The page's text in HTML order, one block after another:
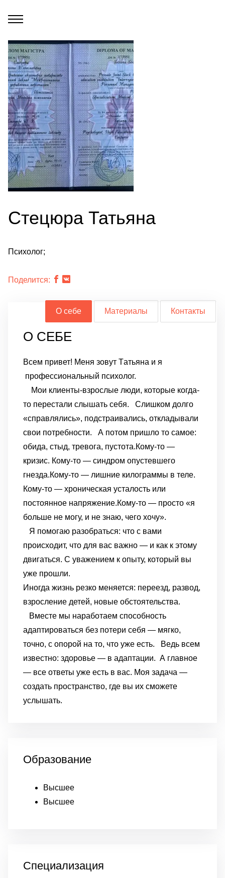
Стецюра Татьяна
Психолог;
Поделится:
О себе Материалы Контакты
О СЕБЕ
Всем привет! Меня зовут Татьяна и я
профессиональный психолог.
Мои клиенты-взрослые люди, которые когда-
то перестали слышать себя. Слишком долго
«справлялись», подстраивались, откладывали
свои потребности. А потом пришло то самое:
обида, стыд, тревога, пустота.Кому-то —
кризис. Кому-то — синдром опустевшего
гнезда.Кому-то — лишние килограммы в теле.
Кому-то — хроническая усталость или
постоянное напряжение.Кому-то — просто «я
больше не могу, и не знаю, чего хочу».
Я помогаю разобраться: что с вами
происходит, что для вас важно — и как к этому
двигаться. С уважением к опыту, который вы
уже прошли.
Иногда жизнь резко меняется: переезд, развод,
взросление детей, новые обстоятельства.
Вместе мы наработаем способность
адаптироваться без потери себя — мягко,
точно, с опорой на то, что уже есть. Ведь всем
известно: здоровье — в адаптации. А главное
— все ответы уже есть в вас. Моя задача —
создать пространство, где вы их сможете
услышать.
Образование
Высшее
Высшее
Специализация